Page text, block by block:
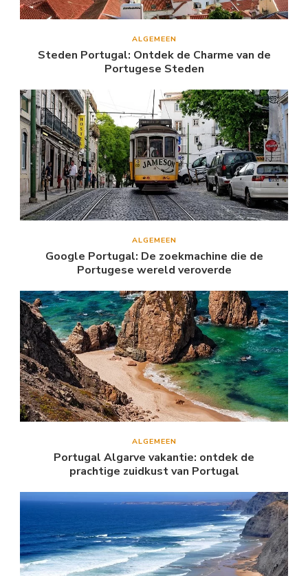
ALGEMEEN
Steden Portugal: Ontdek de Charme van de
Portugese Steden
ALGEMEEN
Google Portugal: De zoekmachine die de
Portugese wereld veroverde
ALGEMEEN
Portugal Algarve vakantie: ontdek de
prachtige zuidkust van Portugal